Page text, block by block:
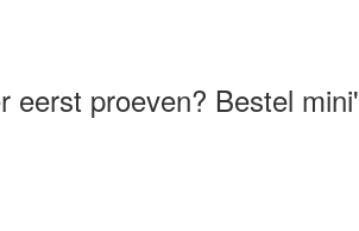
eerst proeven? Bestel